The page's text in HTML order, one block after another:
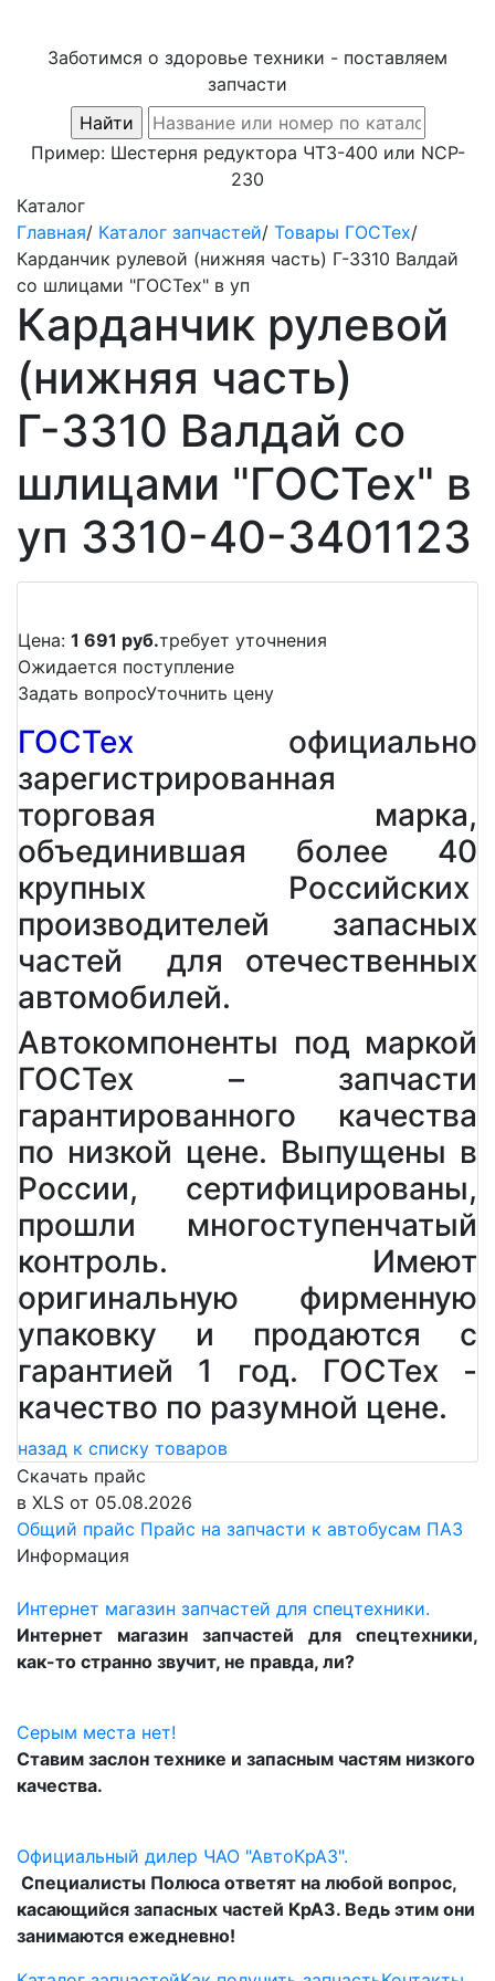
Заботимся о здоровье техники - поставляем
запчасти
Пример: Шестерня редуктора ЧТЗ-400 или NCP-
230
Каталог
Главная/ Каталог запчастей/ Товары ГОСТех/
Карданчик рулевой (нижняя часть) Г-3310 Валдай
со шлицами "ГОСТех" в уп
Карданчик рулевой
(нижняя часть)
Г-3310 Валдай со
шлицами "ГОСТех" в
уп 3310-40-3401123
Цена: 1 691 руб.требует уточнения
Ожидается поступление
Задать вопросУточнить цену
ГОСТех официально
зарегистрированная
торговая марка,
объединившая более 40
крупных Российских
производителей запасных
частей для отечественных
автомобилей.
Автокомпоненты под маркой
ГОСТех – запчасти
гарантированного качества
по низкой цене. Выпущены в
России, сертифицированы,
прошли многоступенчатый
контроль. Имеют
оригинальную фирменную
упаковку и продаются с
гарантией 1 год. ГОСТех -
качество по разумной цене.
назад к списку товаров
Скачать прайс
в XLS от 05.08.2026
Общий прайс Прайс на запчасти к автобусам ПАЗ
Информация
Интернет магазин запчастей для спецтехники.
Интернет магазин запчастей для спецтехники,
как-то странно звучит, не правда, ли?
Серым места нет!
Ставим заслон технике и запасным частям низкого
качества.
Официальный дилер ЧАО "АвтоКрАЗ".
Специалисты Полюса ответят на любой вопрос,
касающийся запасных частей КрАЗ. Ведь этим они
занимаются ежедневно!